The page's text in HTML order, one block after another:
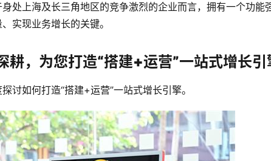
处上海及长三角地区的竞争激烈的企业而言，拥有一个功能
实现业务增长的关键。
耕，为您打造“搭建+运营”一站式增长引
讨如何打造“搭建+运营”一站式增长引擎。